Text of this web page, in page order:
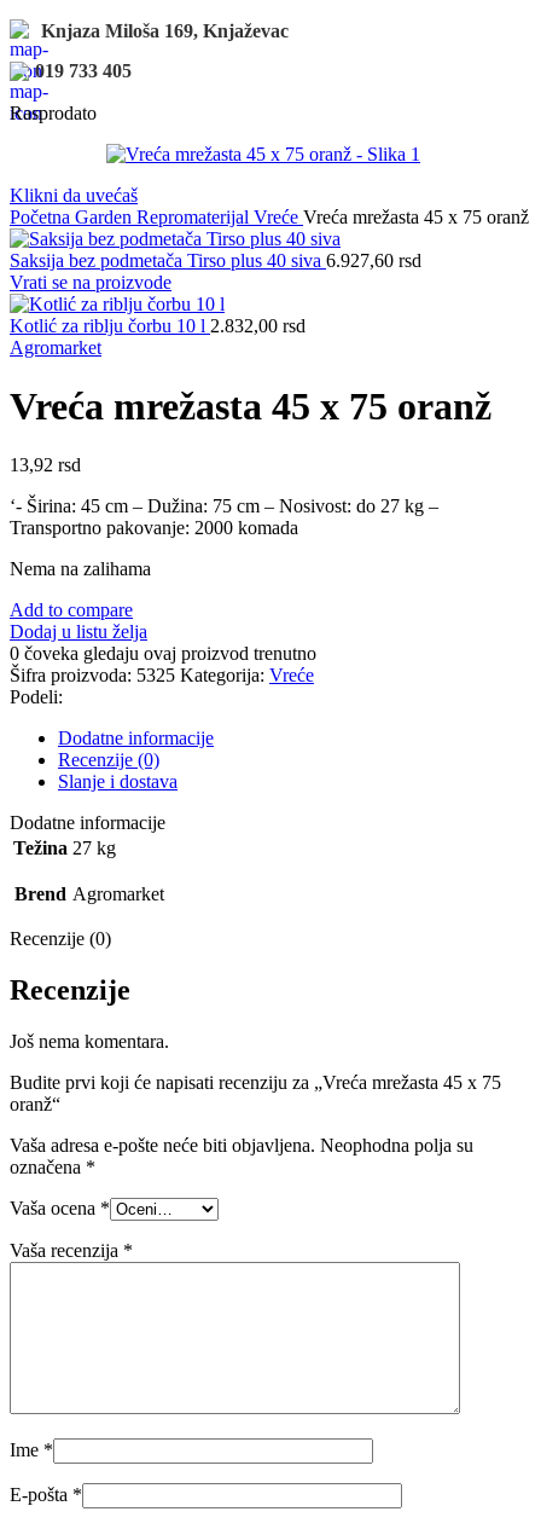
Knjaza Miloša 169, Knjaževac
019 733 405
Rasprodato
Klikni da uvećaš
Početna Garden Repromaterijal Vreće Vreća mrežasta 45 x 75 oranž
Saksija bez podmetača Tirso plus 40 siva 6.927,60 rsd
Vrati se na proizvode
Kotlić za riblju čorbu 10 l 2.832,00 rsd
Agromarket
Vreća mrežasta 45 x 75 oranž
13,92 rsd
‘- Širina: 45 cm – Dužina: 75 cm – Nosivost: do 27 kg –
Transportno pakovanje: 2000 komada
Nema na zalihama
Add to compare
Dodaj u listu želja
0 čoveka gledaju ovaj proizvod trenutno
Šifra proizvoda: 5325 Kategorija: Vreće
Podeli:
Dodatne informacije
Recenzije (0)
Slanje i dostava
Dodatne informacije
Težina 27 kg
Brend Agromarket
Recenzije (0)
Recenzije
Još nema komentara.
Budite prvi koji će napisati recenziju za „Vreća mrežasta 45 x 75
oranž“
Vaša adresa e-pošte neće biti objavljena. Neophodna polja su
označena *
Vaša ocena *
Vaša recenzija *
Ime *
E-pošta *